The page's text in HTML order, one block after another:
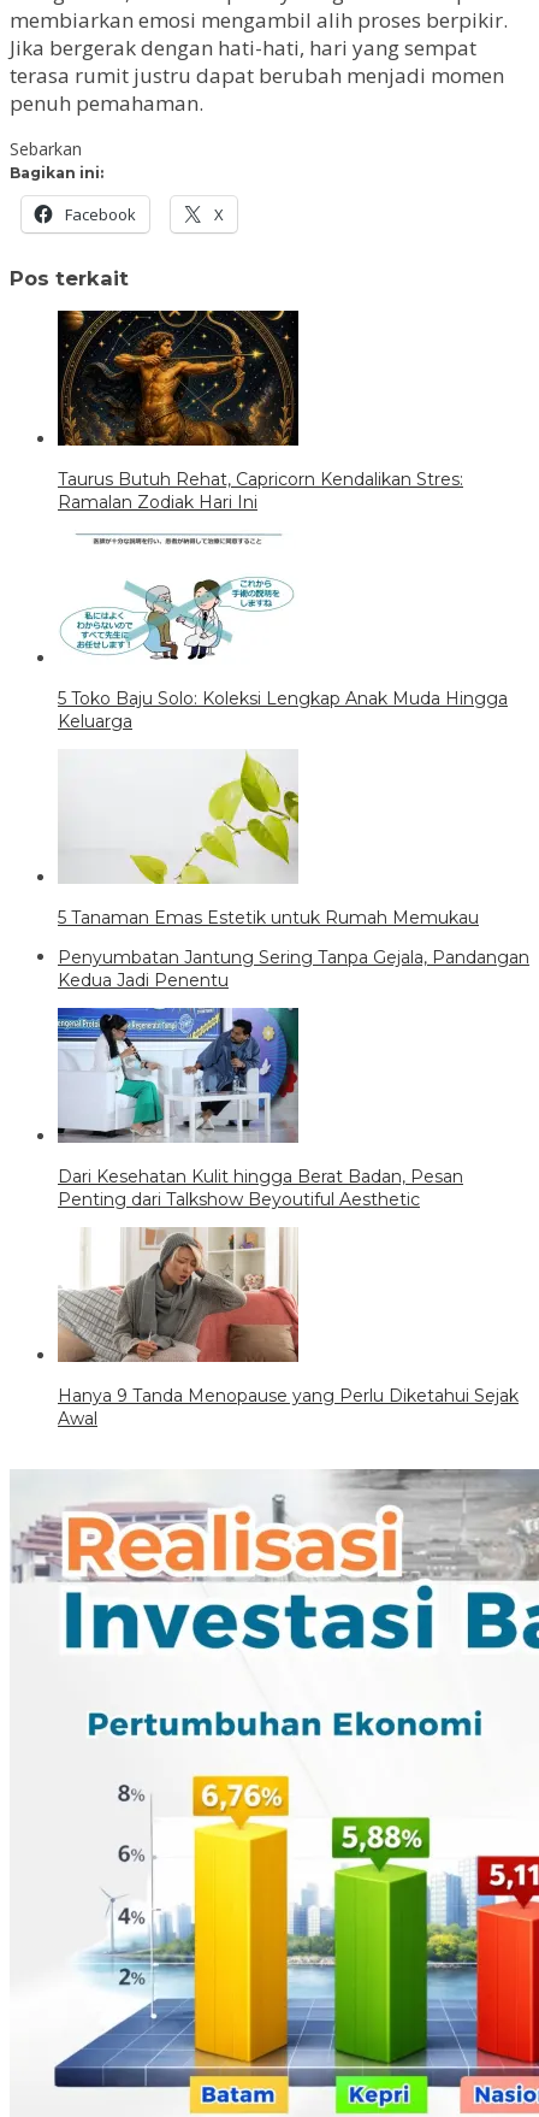
membiarkan emosi mengambil alih proses berpikir.
Jika bergerak dengan hati-hati, hari yang sempat
terasa rumit justru dapat berubah menjadi momen
penuh pemahaman.
Sebarkan
Bagikan ini:
Facebook X
Pos terkait
Taurus Butuh Rehat, Capricorn Kendalikan Stres:
Ramalan Zodiak Hari Ini
5 Toko Baju Solo: Koleksi Lengkap Anak Muda Hingga
Keluarga
5 Tanaman Emas Estetik untuk Rumah Memukau
Penyumbatan Jantung Sering Tanpa Gejala, Pandangan
Kedua Jadi Penentu
Dari Kesehatan Kulit hingga Berat Badan, Pesan
Penting dari Talkshow Beyoutiful Aesthetic
Hanya 9 Tanda Menopause yang Perlu Diketahui Sejak
Awal